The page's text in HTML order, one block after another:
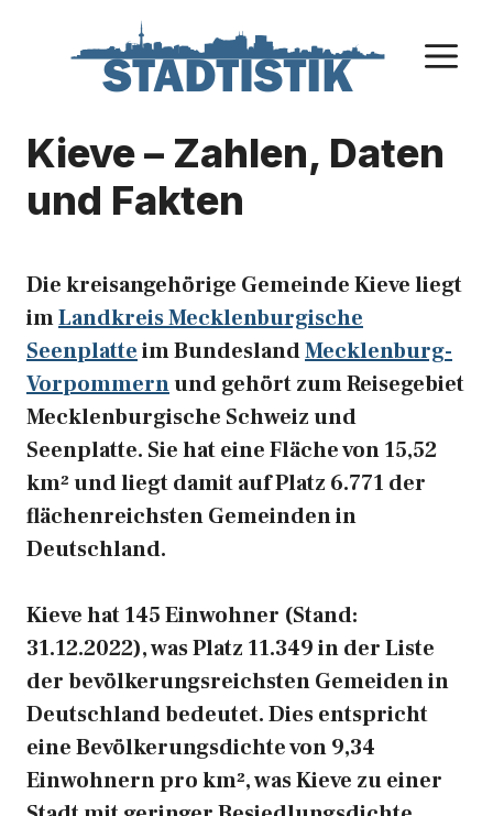
Kieve – Zahlen, Daten
und Fakten
Die kreisangehörige Gemeinde Kieve liegt
imLandkreis Mecklenburgische
Seenplatteim BundeslandMecklenburg-
Vorpommernund gehört zum Reisegebiet
Mecklenburgische Schweiz und
Seenplatte. Sie hat eine Fläche von 15,52
km² und liegt damit auf Platz 6.771 der
flächenreichsten Gemeinden in
Deutschland.
Kieve hat 145 Einwohner (Stand:
31.12.2022), was Platz 11.349 in der Liste
der bevölkerungsreichsten Gemeiden in
Deutschland bedeutet. Dies entspricht
eine Bevölkerungsdichte von 9,34
Einwohnern pro km², was Kieve zu einer